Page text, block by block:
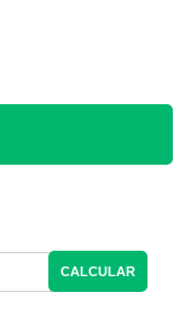
CALCULAR